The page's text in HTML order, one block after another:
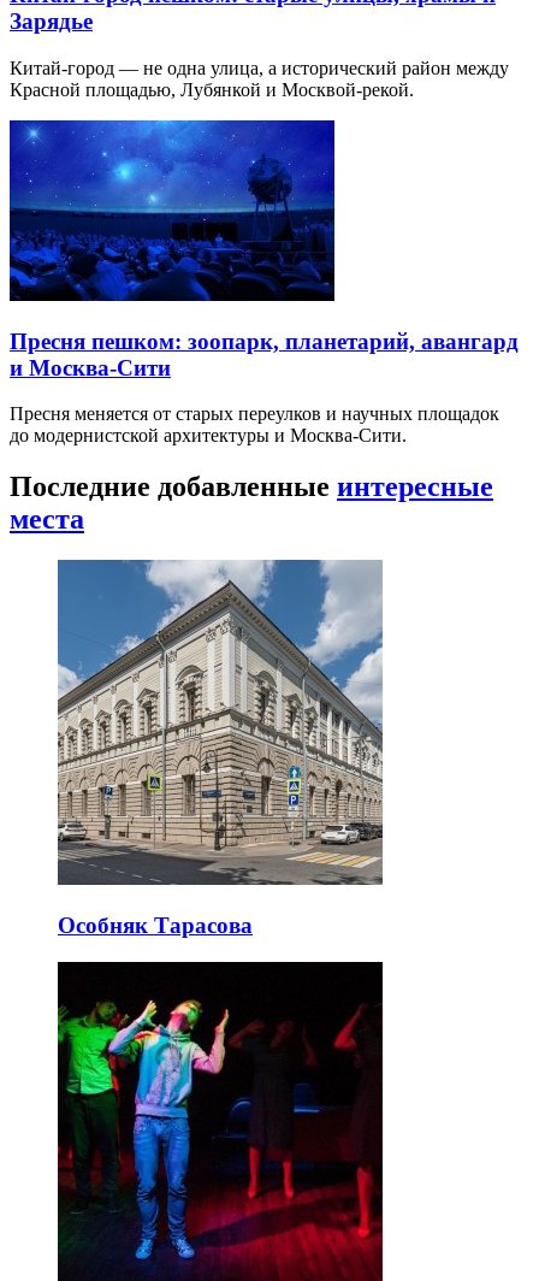
Зарядье
Китай-город — не одна улица, а исторический район между
Красной площадью, Лубянкой и Москвой-рекой.
Пресня пешком: зоопарк, планетарий, авангард
и Москва-Сити
Пресня меняется от старых переулков и научных площадок
до модернистской архитектуры и Москва-Сити.
Последние добавленные интересные
места
Особняк Тарасова